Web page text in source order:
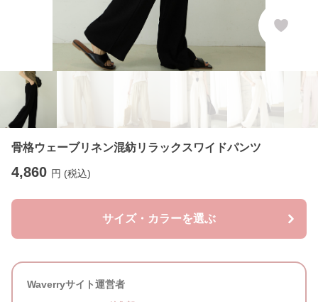
骨格ウェーブリネン混紡リラックスワイドパンツ
4,860 円 (税込)
サイズ・カラーを選ぶ
Waverryサイト運営者